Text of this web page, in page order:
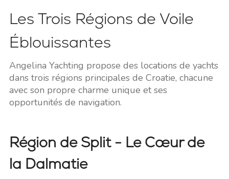
Les Trois Régions de Voile
Éblouissantes
Angelina Yachting propose des locations de yachts
dans trois régions principales de Croatie, chacune
avec son propre charme unique et ses
opportunités de navigation.
Région de Split - Le Cœur de
la Dalmatie